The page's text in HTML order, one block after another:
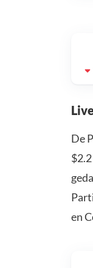
De
en